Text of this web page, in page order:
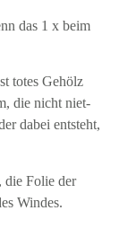
das 1 x beim
totes Gehölz
die nicht niet-
dabei entsteht,
die Folie der
Windes.